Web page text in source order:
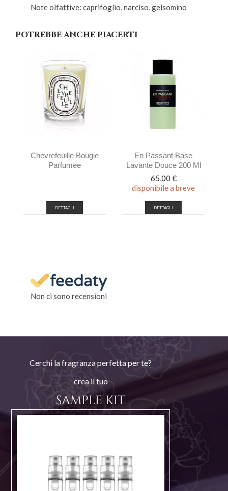
Note olfattive: caprifoglio, narciso, gelsomino
POTREBBE ANCHE PIACERTI
Chevrefeuille Bougie
Parfumee
DETTAGLI
En Passant Base
Lavante Douce 200 Ml
Prezzo
65,00 €
disponibile a breve
DETTAGLI
Non ci sono recensioni
Cerchi la fragranza perfetta per te?
crea il tuo
SAMPLE KIT